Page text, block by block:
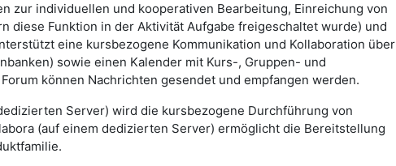
zur individuellen und kooperativen Bearbeitung, Einreichung von
diese Funktion in der Aktivität Aufgabe freigeschaltet wurde) und
eine kursbezogene Kommunikation und Kollaboration über
sowie einen Kalender mit Kurs-, Gruppen- und
können Nachrichten gesendet und empfangen werden.
Server) wird die kursbezogene Durchführung von
(auf einem dedizierten Server) ermöglicht die Bereitstellung